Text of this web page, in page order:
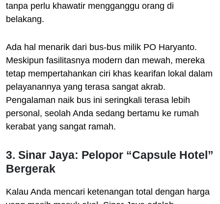
tanpa perlu khawatir mengganggu orang di
belakang.
Ada hal menarik dari bus-bus milik PO Haryanto.
Meskipun fasilitasnya modern dan mewah, mereka
tetap mempertahankan ciri khas kearifan lokal dalam
pelayanannya yang terasa sangat akrab.
Pengalaman naik bus ini seringkali terasa lebih
personal, seolah Anda sedang bertamu ke rumah
kerabat yang sangat ramah.
3. Sinar Jaya: Pelopor “Capsule Hotel”
Bergerak
Kalau Anda mencari ketenangan total dengan harga